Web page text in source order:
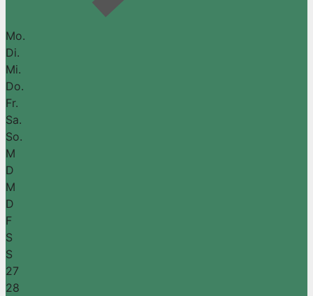
Mo.
Di.
Mi.
Do.
Fr.
Sa.
So.
M
D
M
D
F
S
S
27
28